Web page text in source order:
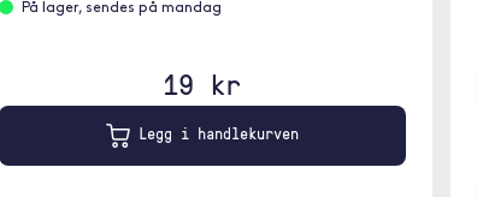
På lager, sendes på mandag
19 kr
Legg i handlekurven